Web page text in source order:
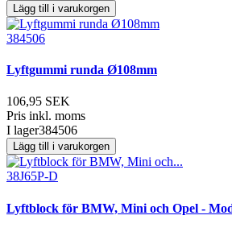
Lägg till i varukorgen
384506
Lyftgummi runda Ø108mm
106,95 SEK
Pris inkl. moms
I lager384506
Lägg till i varukorgen
38J65P-D
Lyftblock för BMW, Mini och Opel -